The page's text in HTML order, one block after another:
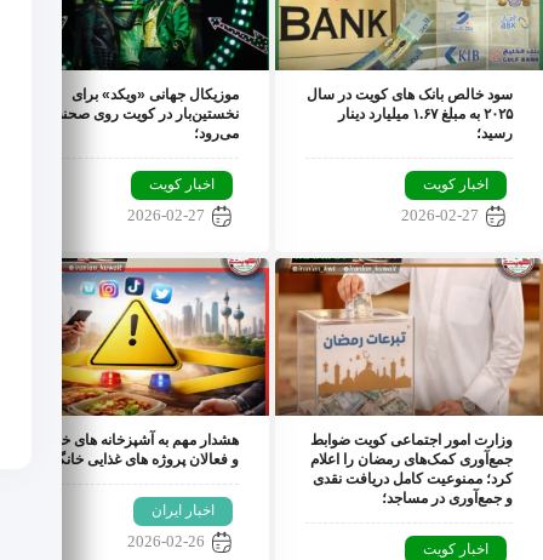
سود خالص بانک های کویت در سال
۲۰۲۵ به مبلغ ۱.۶۷ میلیارد دینار
رسید؛
اخبار کویت
2026-02-27
موزیکال جهانی «ویکد» برای
نخستین‌بار در کویت روی صحنه
می‌رود؛
اخبار کویت
2026-02-27
وزارت امور اجتماعی کویت ضوابط
جمع‌آوری کمک‌های رمضان را اعلام
کرد؛ ممنوعیت کامل دریافت نقدی
و جمع‌آوری در مساجد؛
اخبار کویت
هشدار مهم به آشپزخانه های خانگی
و فعالان پروژه های غذایی خانگی؛
اخبار ایران
2026-02-26